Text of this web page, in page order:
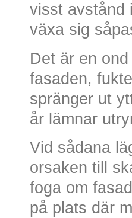
visst avstånd
växa sig
Det är en
fasaden,
spränger ut
år lämnar
Vid sådana
orsaken till
foga om
på plats där